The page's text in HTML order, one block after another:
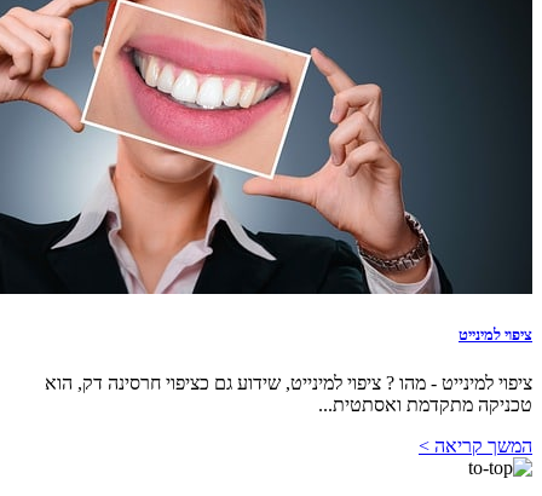
ציפוי למינייט
ציפוי למינייט - מהו ? ציפוי למינייט, שידוע גם כציפוי חרסינה דק, הוא
טכניקה מתקדמת ואסתטית...
המשך קריאה >